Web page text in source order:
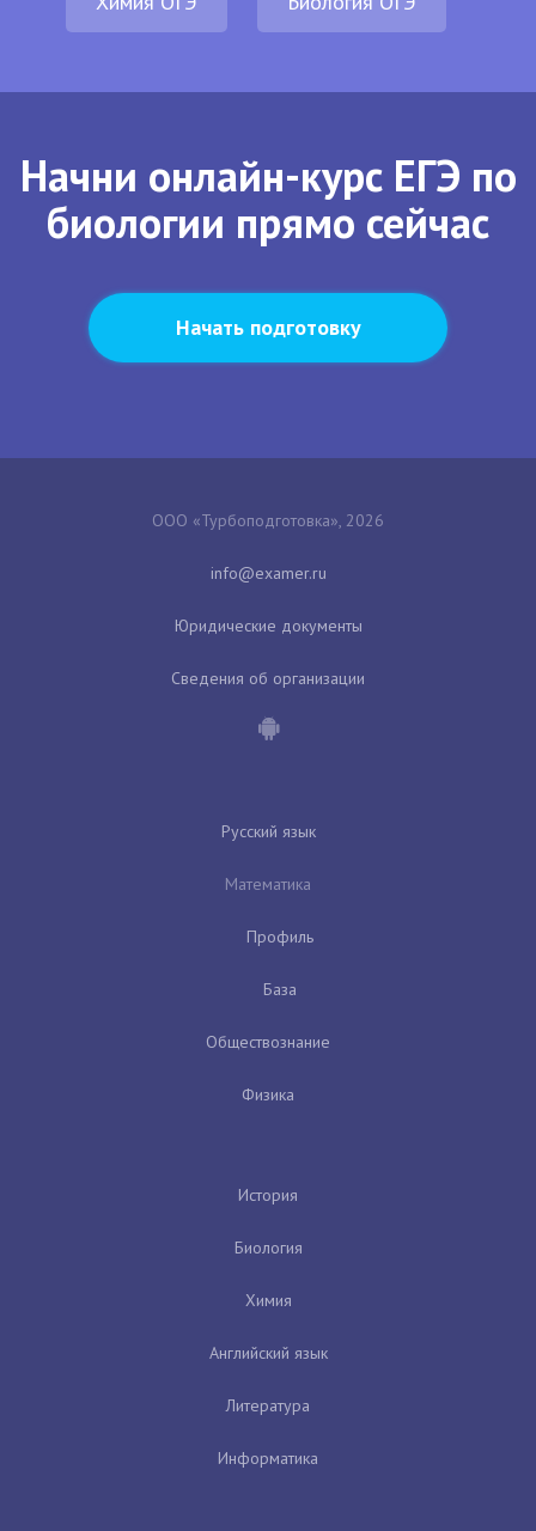
Начни онлайн-курс ЕГЭ по
биологии прямо сейчас
Начать подготовку
ООО «Турбоподготовка», 2026
Юридические документы
Сведения об организации
Русский язык
Математика
Профиль
База
Обществознание
Физика
История
Биология
Химия
Английский язык
Литература
Информатика